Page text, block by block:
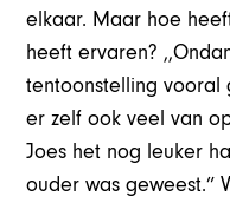
elkaar. Maar hoe
heeft ervaren?
tentoonstelling vooral
er zelf ook veel van
Joes het nog leuker
ouder was geweest.”